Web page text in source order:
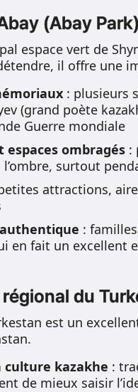
(Abay Park)
espace vert de
il offre une
: plusieurs
(grand poète
Guerre mondiale
espaces ombragés :
l’ombre, surtout
attractions,
:
en fait un excellent
du
est un
culture kazakhe :
de mieux saisir